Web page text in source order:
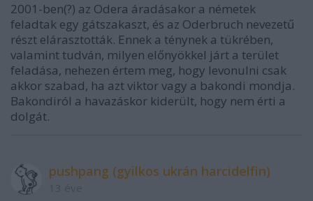
2001-ben(?) az Odera áradásakor a németek
feladtak egy gátszakaszt, és az Oderbruch nevezetű
részt elárasztották. Ennek a ténynek a tükrében,
valamint tudván, milyen előnyökkel járt a terület
feladása, nehezen értem meg, hogy levonulni csak
akkor szabad, ha azt viktor vagy a bakondi mondja.
Bakondiról a havazáskor kiderült, hogy nem érti a
dolgát.
pushpang (gyilkos ukrán harcidelfin)